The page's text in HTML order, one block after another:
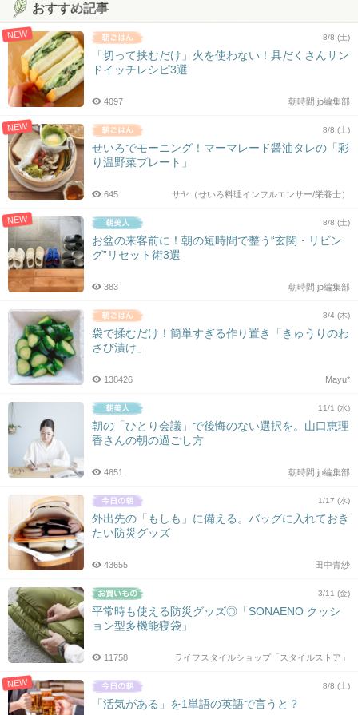
おすすめ記事
NEW 8/8 (土)
「切って挟むだけ」火を使わない！具だくさんサン
ドイッチレシピ3選
朝時間.jp編集部
4097
NEW 8/8 (土)
せいろでモーニング！マーマレード醤油タレの「彩
り温野菜プレート」
サヤ（せいろ料理インフルエンサー/栄養士）
645
NEW 8/8 (土)
お盆の来客前に！朝の短時間で整う“玄関・リビン
グ”リセット術3選
朝時間.jp編集部
383
8/4 (木)
袋で揉むだけ！簡単すぎる作り置き「きゅうりのわ
さび漬け」
Mayu*
138426
11/1 (水)
朝の「ひとり会議」で後悔のない選択を。山口恵理
香さんの朝の過ごし方
朝時間.jp編集部
4651
1/17 (水)
外出先の「もしも」に備える。バッグに入れておき
たい防災グッズ
田中青紗
43655
3/11 (金)
平常時も使える防災グッズ◎「SONAENO クッシ
ョン型多機能寝袋」
ライフスタイルショップ「スタイルストア」
11758
NEW 8/8 (土)
「活気がある」を1単語の英語で言うと？